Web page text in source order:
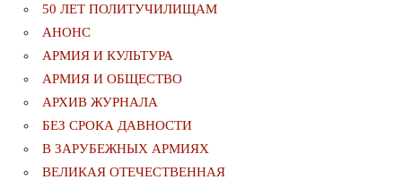
50 ЛЕТ ПОЛИТУЧИЛИЩАМ
АНОНС
АРМИЯ И КУЛЬТУРА
АРМИЯ И ОБЩЕСТВО
АРХИВ ЖУРНАЛА
БЕЗ СРОКА ДАВНОСТИ
В ЗАРУБЕЖНЫХ АРМИЯХ
ВЕЛИКАЯ ОТЕЧЕСТВЕННАЯ